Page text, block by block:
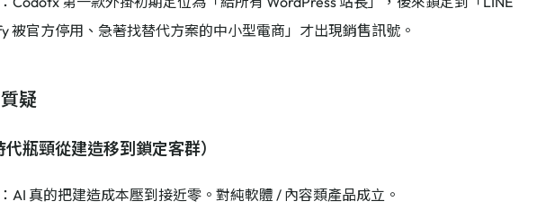
被官方停用、急著找替代方案的中小型電商」才出現銷售訊號。
疑
瓶頸從建造移到鎖定客群）
AI 真的把建造成本壓到接近零。對純軟體 / 內容類產品成立。